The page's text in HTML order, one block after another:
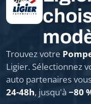
Trouvez votre
Ligier. Sélectionnez
auto partenaires
24-48h, jusqu'à −80